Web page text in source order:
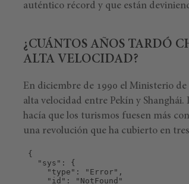
auténtico récord y que están
¿CUÁNTOS AÑOS TARDÓ
ALTA VELOCIDAD?
En diciembre de 1990 el Ministerio
alta velocidad entre Pekín y
hacía que los turismos fuesen más
una revolución que ha cubierto en